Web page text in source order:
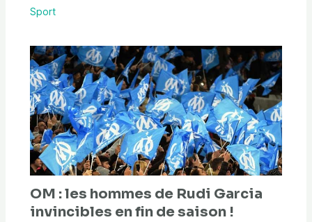
Sport
OM : les hommes de Rudi Garcia
invincibles en fin de saison !